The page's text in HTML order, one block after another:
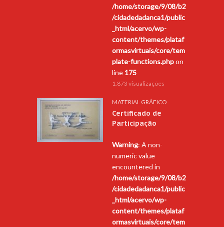
/home/storage/9/08/b2
/cidadedadanca1/public
_html/acervo/wp-
content/themes/plataf
ormasvirtuais/core/tem
plate-functions.phpon
line 175
1.873 visualizações
MATERIAL GRÁFICO
Certificado de
Participação
Warning: A non-
numeric value
encountered in
/home/storage/9/08/b2
/cidadedadanca1/public
_html/acervo/wp-
content/themes/plataf
ormasvirtuais/core/tem